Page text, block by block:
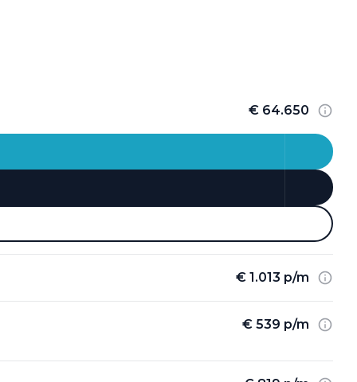
€ 64.650
€ 1.013 p/m
€ 539 p/m